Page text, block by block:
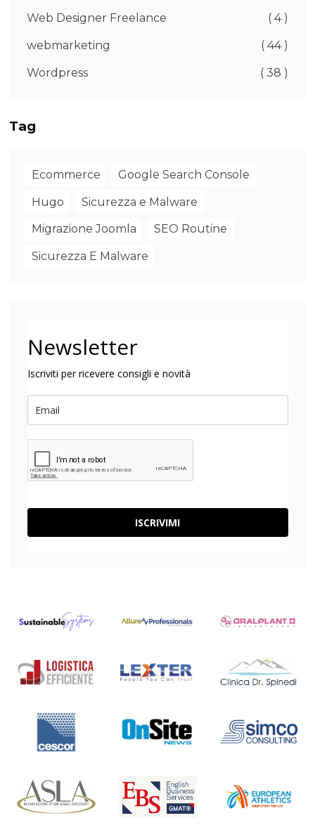
Web Designer Freelance ( 4 )
webmarketing ( 44 )
Wordpress ( 38 )
Tag
Ecommerce Google Search Console
Hugo Sicurezza e Malware
Migrazione Joomla SEO Routine
Sicurezza E Malware
Newsletter
Iscriviti per ricevere consigli e novità
ISCRIVIMI